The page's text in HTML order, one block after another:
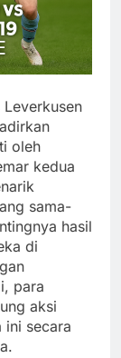
oleh
kedua
sama-
hasil
di
para
aksi
ini secara